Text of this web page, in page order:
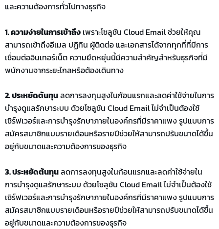
และความต้องการทั่วไปทางธุรกิจ
1. ความง่ายในการเข้าถึง เพราะโซลูชัน Cloud Emailช่วยให้คุณ
สามารถเข้าถึงอีเมล ปฏิทิน ผู้ติดต่อ และเอกสารได้จากทุกที่ที่มีการ
เชื่อมต่ออินเทอร์เน็ต ความยืดหยุ่นนี้มีความสำคัญสำหรับธุรกิจที่มี
พนักงานจากระยะไกลหรือต้องเดินทาง
2. ประหยัดต้นทุนลดการลงทุนสูงในก้อนแรกและลดค่าใช้จ่ายในการ
บำรุงดูแลรักษาระบบ ด้วยโซลูชัน Cloud Emailไม่จำเป็นต้องใช้
เซิร์ฟเวอร์และการบำรุงรักษาภายในองค์กรที่มีราคาแพง รูปแบบการ
สมัครสมาชิกแบบรายเดือนหรือรายปีช่วยให้สามารถปรับขนาดได้ขึ้น
อยู่กับขนาดและความต้องการของธุรกิจ
3. ประหยัดต้นทุนลดการลงทุนสูงในก้อนแรกและลดค่าใช้จ่ายใน
การบำรุงดูแลรักษาระบบ ด้วยโซลูชัน Cloud Emailไม่จำเป็นต้องใช้
เซิร์ฟเวอร์และการบำรุงรักษาภายในองค์กรที่มีราคาแพง รูปแบบการ
สมัครสมาชิกแบบรายเดือนหรือรายปีช่วยให้สามารถปรับขนาดได้ขึ้น
อยู่กับขนาดและความต้องการของธุรกิจ